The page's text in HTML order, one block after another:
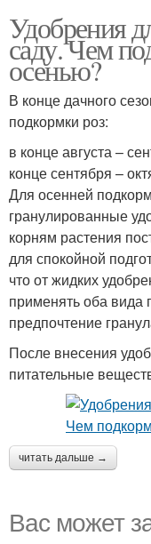
Комнатные
Удобрения
саду. Чем
осенью?
В конце дачного
подкормки роз:
в конце августа –
конце сентября –
Для осенней
гранулированные
корням растения
для спокойной
что от жидких
применять оба вида
предпочтение
После внесения
питательные
читать дальше →
Вас может